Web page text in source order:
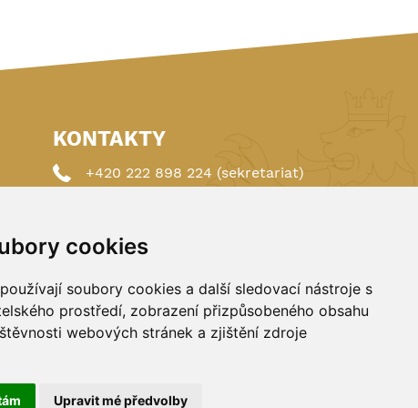
cookies
soubory cookies a další sledovací nástroje s
prostředí, zobrazení přizpůsobeného obsahu
webových stránek a zjištění zdroje
Upravit mé předvolby
KONTAKTY
+420 222 898 224 (sekretariat)
autoklub@autoklub.cz
Opletalova 1337/29, 110 00 Praha 1